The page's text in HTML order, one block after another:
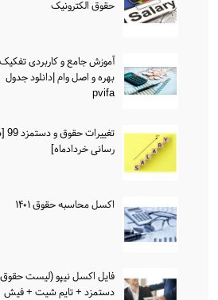
حقوق الکترونیک
آموزش جامع و کاربردی تفکیک
بهره و اصل وام |دانلود جدول
pvifa
رسانی خردادماه]
اکسل محاسبه حقوق ۱۴۰۱
فایل اکسل نیپو (لیست
دستمزد + تایم شیت + فیش